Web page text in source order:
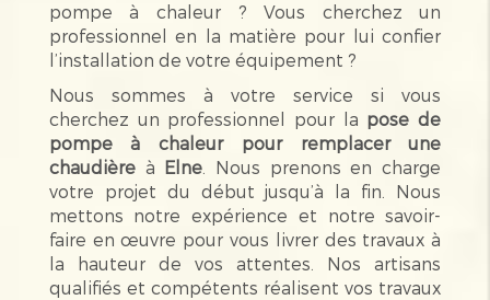
pompe à chaleur ? Vous cherchez un
professionnel en la matière pour lui confier
l’installation de votre équipement ?
Nous sommes à votre service si vous
cherchez un professionnel pour la pose de
pompe à chaleur pour remplacer une
chaudière à Elne . Nous prenons en charge
votre projet du début jusqu’à la fin. Nous
mettons notre expérience et notre savoir-
faire en œuvre pour vous livrer des travaux à
la hauteur de vos attentes. Nos artisans
qualifiés et compétents réalisent vos travaux